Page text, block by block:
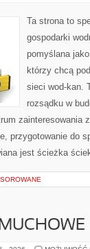
Ta strona to
gospodarki
pomyślana
którzy chcą
sieci wod-kan.
rozsądku w
zainteresowania
przygotowanie do
jest ścieżka